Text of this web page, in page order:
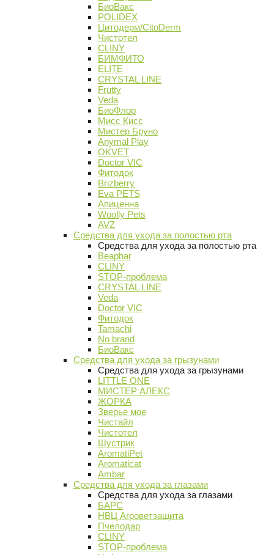
БиоВакс
POLIDEX
Цитодерм/CitoDerm
Чистотел
CLINY
БИМФИТО
ELITE
CRYSTAL LINE
Frutty
Veda
БиоФлор
Мисс Кисс
Мистер Бруно
Anymal Play
OKVET
Doctor VIC
Фитодок
Brizberry
Eva PETS
Апиценна
Woolly Pets
AVZ
Средства для ухода за полостью рта
Средства для ухода за полостью рта
Beaphar
CLINY
STOP-проблема
CRYSTAL LINE
Veda
Doctor VIC
Фитодок
Tamachi
No brand
БиоВакс
Средства для ухода за грызунами
Средства для ухода за грызунами
LITTLE ONE
МИСТЕР АЛЕКС
ЖОРКА
Зверье мое
Чистайл
Чистотел
Шустрик
AromatiPet
Aromaticat
Ambar
Средства для ухода за глазами
Средства для ухода за глазами
БАРС
НВЦ Агроветзащита
Пчелодар
CLINY
STOP-проблема